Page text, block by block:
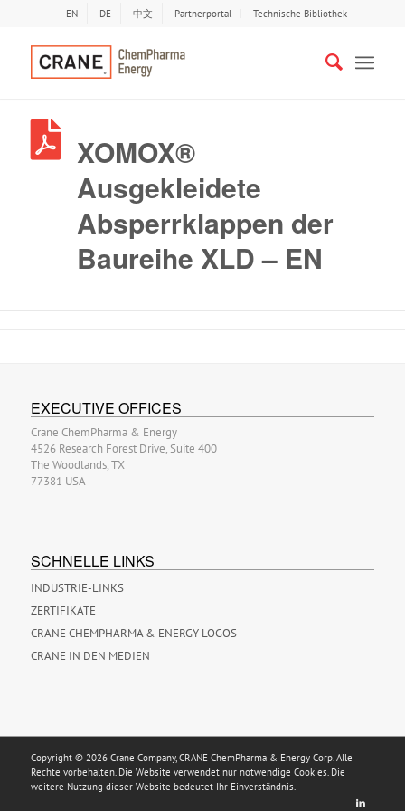
EN DE 中文 Partnerportal Technische Bibliothek
XOMOX®
Ausgekleidete
Absperrklappen der
Baureihe XLD – EN
EXECUTIVE OFFICES
Crane ChemPharma & Energy
4526 Research Forest Drive, Suite 400
The Woodlands, TX
77381 USA
SCHNELLE LINKS
INDUSTRIE-LINKS
ZERTIFIKATE
CRANE CHEMPHARMA & ENERGY LOGOS
CRANE IN DEN MEDIEN
Copyright © 2026 Crane Company, CRANE ChemPharma & Energy Corp. Alle
Rechte vorbehalten. Die Website verwendet nur notwendige Cookies. Die
weitere Nutzung dieser Website bedeutet Ihr Einverständnis.